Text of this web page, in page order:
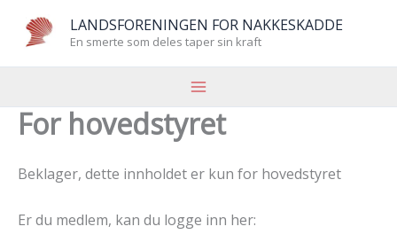
LANDSFORENINGEN FOR NAKKESKADDE
En smerte som deles taper sin kraft
For hovedstyret
Beklager, dette innholdet er kun for hovedstyret
Er du medlem, kan du logge inn her: